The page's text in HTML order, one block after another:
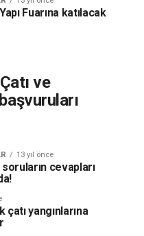
Fuarına katılacak
ve
13 yıl önce
cevapları
yangınlarına